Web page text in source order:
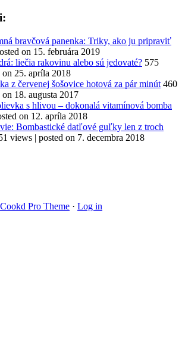
bravčová panenka: Triky, ako ju pripraviť
on 15. februára 2019
liečia rakovinu alebo sú jedovaté? 575
on 25. apríla 2018
z červenej šošovice hotová za pár minút 460
on 18. augusta 2017
s hlivou – dokonalá vitamínová bomba
on 12. apríla 2018
Bombastické datľové guľky len z troch
views | posted on 7. decembra 2018
Cookd Pro Theme · Log in